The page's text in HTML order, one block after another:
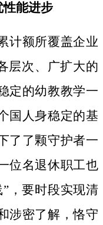
性能进步
计额所覆盖企业
层次、广扩大的
定的幼教教学一
国人身稳定的基
了了颗守护者一
位名退休职工也
，要时段实现清
涉密了解，恪守